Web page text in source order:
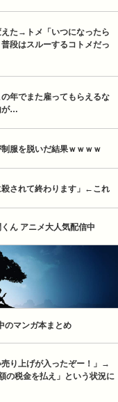
た→トメ「いつになったら
段はスルーするコトメだっ
年でまた雇ってもらえるな
が…
服を脱いだ結果ｗｗｗｗ
されて終わります」←これ
ん アニメ大人気配信中
のマンガ本まとめ
売り上げが入ったぞー！」→
の税金を払え」という状況に